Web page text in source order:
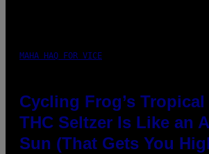
MAHA HAQ FOR VICE
Cycling Frog’s
THC Seltzer Is Like an
Sun (That Gets You